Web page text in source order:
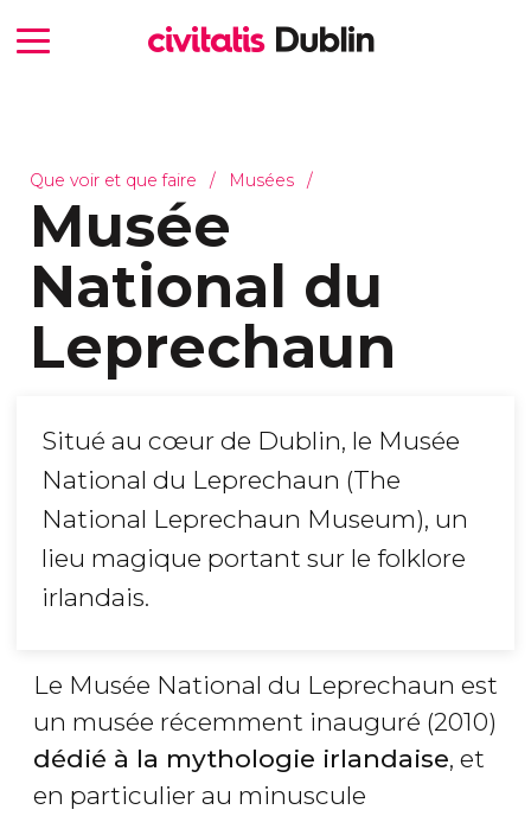
Que voir et que faire Musées
Musée
National du
Leprechaun
Situé au cœur de Dublin, le Musée
National du Leprechaun (The
National Leprechaun Museum), un
lieu magique portant sur le folklore
irlandais.
Le Musée National du Leprechaun est
un musée récemment inauguré (2010)
dédié à la mythologie irlandaise, et
en particulier au minuscule